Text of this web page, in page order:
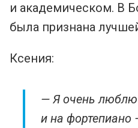
и академическом. В
была признана
Ксения:
— Я очень люблю
и на фортепиано